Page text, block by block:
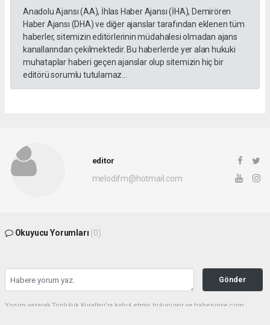
Anadolu Ajansı (AA), İhlas Haber Ajansı (İHA), Demirören
Haber Ajansı (DHA) ve diğer ajanslar tarafından eklenen tüm
haberler, sitemizin editörlerinin müdahalesi olmadan ajans
kanallarından çekilmektedir. Bu haberlerde yer alan hukuki
muhataplar haberi geçen ajanslar olup sitemizin hiç bir
editörü sorumlu tutulamaz...
editor
melodifm@hotmail.com
Okuyucu Yorumları (0)
Gönder
Yorum yazarak Topluluk Kuralları’nı kabul etmiş bulunuyor ve haberunye.com